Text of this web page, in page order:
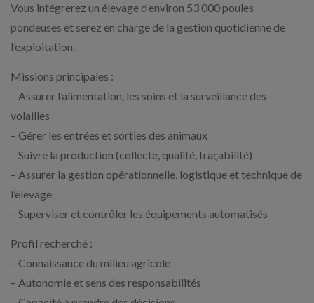
Vous intégrerez un élevage d’environ 53 000 poules
pondeuses et serez en charge de la gestion quotidienne de
l’exploitation.
Missions principales :
– Assurer l’alimentation, les soins et la surveillance des
volailles
– Gérer les entrées et sorties des animaux
– Suivre la production (collecte, qualité, traçabilité)
– Assurer la gestion opérationnelle, logistique et technique de
l’élevage
– Superviser et contrôler les équipements automatisés
Profil recherché :
– Connaissance du milieu agricole
– Autonomie et sens des responsabilités